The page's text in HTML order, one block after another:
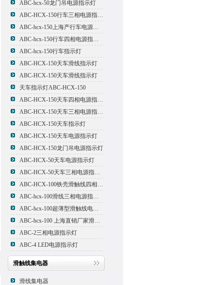
ABC-hcx-50龙门吊电源指示灯
ABC-HCX-150行车三相电源指示灯
ABC-hcx-150上海产行车电源指示灯
ABC-hcx-150行车四相电源指示灯
ABC-hcx-150行车指示灯
ABC-HCX-150天车滑线指示灯
ABC-HCX-150天车滑线指示灯
天车指示灯ABC-HCX-150
ABC-HCX-150天车四相电源指示灯
ABC-HCX-150天车三相电源指示灯
ABC-HCX-150天车指示灯
ABC-HCX-150天车电源指示灯
ABC-HCX-150龙门吊电源指示灯
ABC-HCX-50天车电源指示灯
ABC-HCX-50天车三相电源指示灯
ABC-HCX-100铁壳滑触线四相电源指示灯
ABC-hcx-100滑线三相电源指示灯
ABC-hcx-100超薄型滑触线电源指示灯
ABC-hcx-100 上海直销厂家滑触线指示灯
ABC-2三相电源指示灯
ABC-4 LED电源指示灯
滑触线集电器
滑线集电器